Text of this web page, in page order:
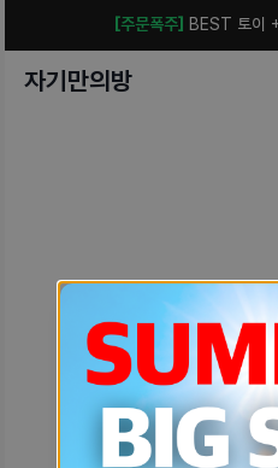
[주문폭주] BEST 토이
자기만의방
예상치